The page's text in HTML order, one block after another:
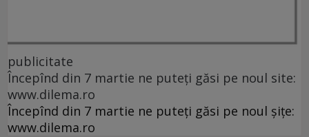
publicitate
Începînd din 7 martie ne puteți găsi pe noul site:
www.dilema.ro
Începînd din 7 martie ne puteți găsi pe noul șițe:
www.dilema.ro